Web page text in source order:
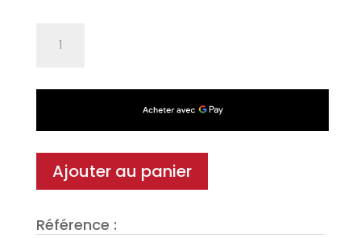
KAPPA
pour
Custom
Ajouter au panier
Référence :